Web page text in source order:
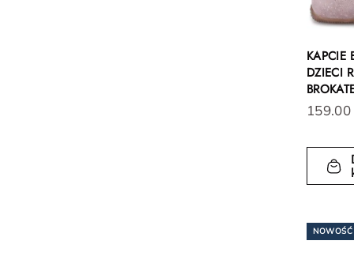
KAPCIE
DZIECI
159.00
NOWOŚĆ